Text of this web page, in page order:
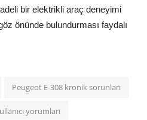
bir elektrikli araç deneyimi
önünde bulundurması faydalı
Peugeot E-308 kronik sorunları
yorumları